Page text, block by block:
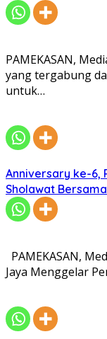
PAMEKASAN,
yang tergabung
untuk…
Anniversary ke-6,
Sholawat Bersama
PAMEKASAN,
Jaya Menggelar